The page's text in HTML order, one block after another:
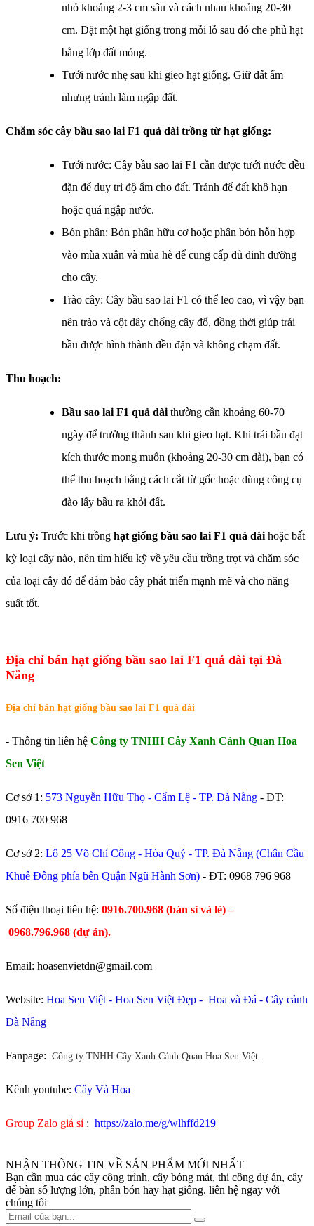
nhỏ khoảng 2-3 cm sâu và cách nhau khoảng 20-30
cm. Đặt một hạt giống trong mỗi lỗ sau đó che phủ hạt
bằng lớp đất mỏng.
Tưới nước nhẹ sau khi gieo hạt giống. Giữ đất ẩm
nhưng tránh làm ngập đất.
Chăm sóc cây bầu sao lai F1 quả dài trồng từ hạt giống:
Tưới nước: Cây bầu sao lai F1 cần được tưới nước đều
đặn để duy trì độ ẩm cho đất. Tránh để đất khô hạn
hoặc quá ngập nước.
Bón phân: Bón phân hữu cơ hoặc phân bón hỗn hợp
vào mùa xuân và mùa hè để cung cấp đủ dinh dưỡng
cho cây.
Trào cây: Cây bầu sao lai F1 có thể leo cao, vì vậy bạn
nên trào và cột dây chống cây đổ, đồng thời giúp trái
bầu được hình thành đều đặn và không chạm đất.
Thu hoạch:
Bầu sao lai F1 quả dài thường cần khoảng 60-70
ngày để trưởng thành sau khi gieo hạt. Khi trái bầu đạt
kích thước mong muốn (khoảng 20-30 cm dài), bạn có
thể thu hoạch bằng cách cắt từ gốc hoặc dùng công cụ
đào lấy bầu ra khỏi đất.
Lưu ý: Trước khi trồng hạt giống bầu sao lai F1 quả dài hoặc bất
kỳ loại cây nào, nên tìm hiểu kỹ về yêu cầu trồng trọt và chăm sóc
của loại cây đó để đảm bảo cây phát triển mạnh mẽ và cho năng
suất tốt.
Địa chỉ bán hạt giống bầu sao lai F1 quả dài tại Đà
Nẵng
Địa chỉ bán hạt giống bầu sao lai F1 quả dài
- Thông tin liên hệ Công ty TNHH Cây Xanh Cảnh Quan Hoa
Sen Việt
Cơ sở 1: 573 Nguyễn Hữu Thọ - Cẩm Lệ - TP. Đà Nẵng - ĐT:
0916 700 968
Cơ sở 2: Lô 25 Võ Chí Công - Hòa Quý - TP. Đà Nẵng (Chân Cầu
Khuê Đông phía bên Quận Ngũ Hành Sơn) - ĐT: 0968 796 968
​Số điện thoại liên hệ: 0916.700.968 (bán sỉ và lẻ) –
0968.796.968 (dự án).
Email: hoasenvietdn@gmail.com
Website: Hoa Sen Việt - Hoa Sen Việt Đẹp - Hoa và Đá - Cây cảnh
Đà Nẵng
Fanpage: Công ty TNHH Cây Xanh Cảnh Quan Hoa Sen Việt.
Kênh youtube: Cây Và Hoa
Group Zalo giá sỉ : https://zalo.me/g/wlhffd219
NHẬN THÔNG TIN VỀ SẢN PHẨM MỚI NHẤT
Bạn cần mua các cây công trình, cây bóng mát, thi công dự án, cây
để bàn số lượng lớn, phân bón hay hạt giống. liên hệ ngay với
chúng tôi